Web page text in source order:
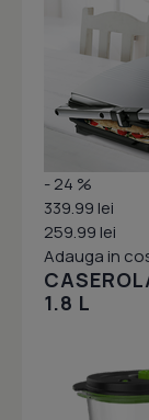
- 24 %
339.99 lei
259.99 lei
Adauga in
1.8 L